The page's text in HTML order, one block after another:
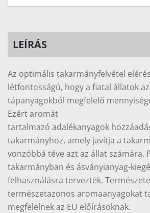
LEÍRÁS
Az optimális takarmányfelvétel
létfontosságú, hogy a fiatal állatok
tápanyagokból megfelelő
Ezért aromát
tartalmazó adalékanyagok
takarmányhoz, amely javítja a
vonzóbbá téve azt az állat számára.
takarmányban és ásványianyag-
felhasználásra tervezték.
természetazonos aromaanyagokat
megfelelnek az EU előírásoknak.